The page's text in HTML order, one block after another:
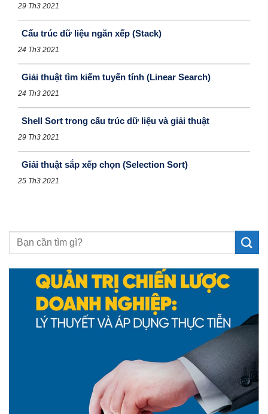
29 Th3 2021
Cấu trúc dữ liệu ngăn xếp (Stack)
24 Th3 2021
Giải thuật tìm kiếm tuyến tính (Linear Search)
24 Th3 2021
Shell Sort trong cấu trúc dữ liệu và giải thuật
29 Th3 2021
Giải thuật sắp xếp chọn (Selection Sort)
25 Th3 2021